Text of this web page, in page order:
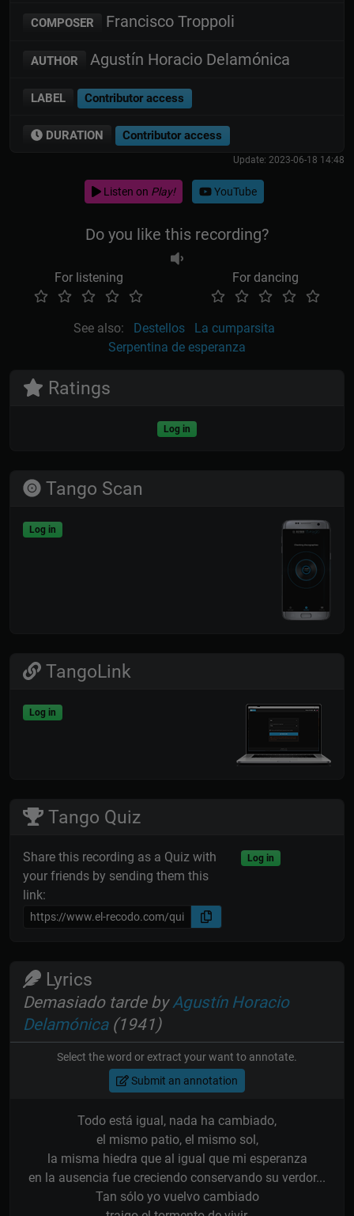
COMPOSER Francisco Troppoli
AUTHOR Agustín Horacio Delamónica
LABEL Contributor access
DURATION Contributor access
Update: 2023-06-18 14:48
Listen on Play! YouTube
Do you like this recording?
For listening For dancing
See also: Destellos
La cumparsita
Serpentina de esperanza
Ratings
Log in
Tango Scan
Log in
TangoLink
Log in
Tango Quiz
Share this recording as a Quiz with
your friends by sending them this
link:
Log in
Lyrics
Demasiado tarde byAgustín Horacio
Delamónica(1941)
Select the word or extract your want to annotate.
Submit an annotation
Todo está igual, nada ha cambiado,
el mismo patio, el mismo sol,
la misma hiedra que al igual que mi esperanza
en la ausencia fue creciendo conservando su verdor...
Tan sólo yo vuelvo cambiado